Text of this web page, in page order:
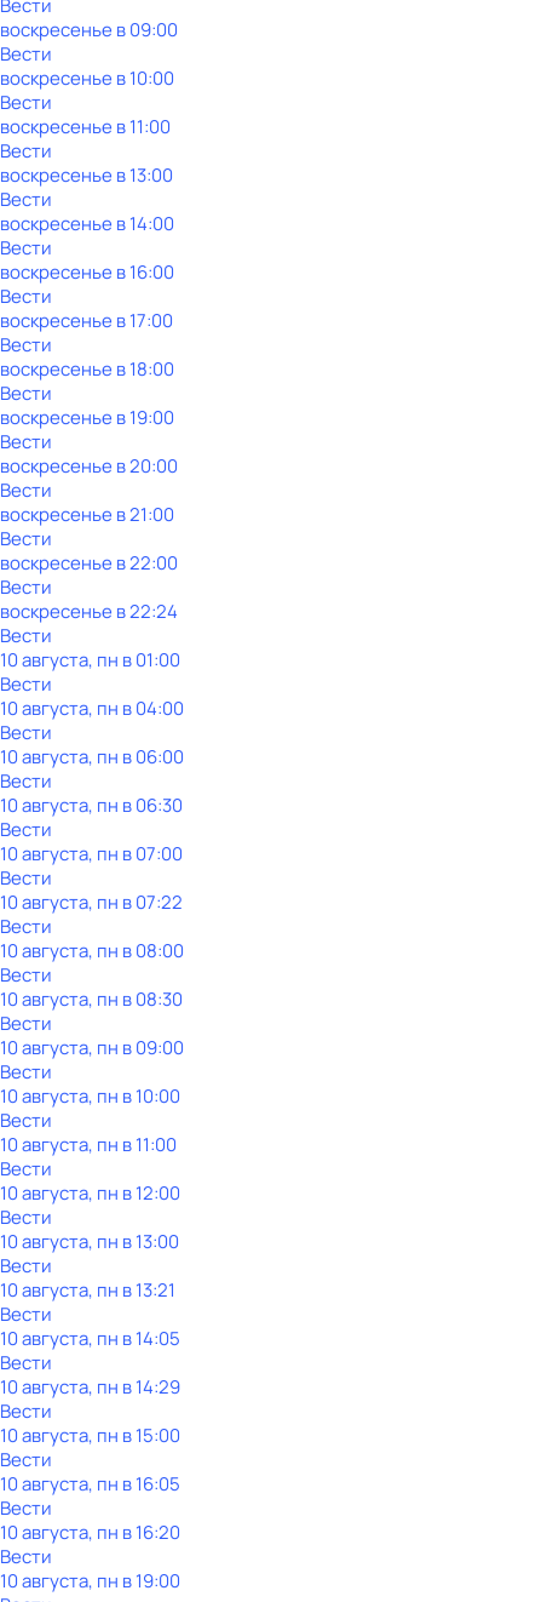
Вести
воскресенье в09:00
Вести
воскресенье в10:00
Вести
воскресенье в11:00
Вести
воскресенье в13:00
Вести
воскресенье в14:00
Вести
воскресенье в16:00
Вести
воскресенье в17:00
Вести
воскресенье в18:00
Вести
воскресенье в19:00
Вести
воскресенье в20:00
Вести
воскресенье в21:00
Вести
воскресенье в22:00
Вести
воскресенье в22:24
Вести
10 августа, пн в 01:00
Вести
10 августа, пн в 04:00
Вести
10 августа, пн в 06:00
Вести
10 августа, пн в 06:30
Вести
10 августа, пн в 07:00
Вести
10 августа, пн в 07:22
Вести
10 августа, пн в 08:00
Вести
10 августа, пн в 08:30
Вести
10 августа, пн в 09:00
Вести
10 августа, пн в 10:00
Вести
10 августа, пн в 11:00
Вести
10 августа, пн в 12:00
Вести
10 августа, пн в 13:00
Вести
10 августа, пн в 13:21
Вести
10 августа, пн в 14:05
Вести
10 августа, пн в 14:29
Вести
10 августа, пн в 15:00
Вести
10 августа, пн в 16:05
Вести
10 августа, пн в 16:20
Вести
10 августа, пн в 19:00